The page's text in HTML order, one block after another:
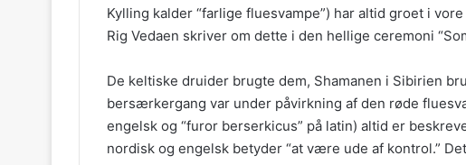
Kylling kalder “farlige fluesvampe”) har altid groet i
Rig Vedaen skriver om dette i den hellige ceremoni
De keltiske druider brugte dem, Shamanen i Sibirien
bersærkergang var under påvirkning af den røde
engelsk og “furor berserkicus” på latin) altid er
nordisk og engelsk betyder “at være ude af kontrol.”